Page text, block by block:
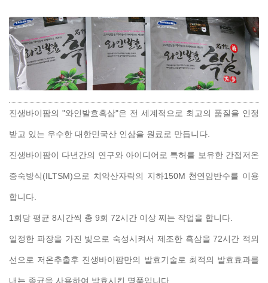
진생바이팜의 "와인발효흑삼"은 전 세계적으로 최고의 품질을 인정
받고 있는 우수한 대한민국산 인삼을 원료로 만듭니다.
진생바이팜이 다년간의 연구와 아이디어로 특허를 보유한 간접저온
증숙방식(ILTSM)으로 치악산자락의 지하150M 천연암반수를 이용
합니다.
1회당 평균 8시간씩 총 9회 72시간 이상 찌는 작업을 합니다.
일정한 파장을 가진 빛으로 숙성시켜서 제조한 흑삼을 72시간 적외
선으로 저온추출후 진생바이팜만의 발효기술로 최적의 발효효과를
내는 종균을 사용하여 발효시킨 명품입니다.